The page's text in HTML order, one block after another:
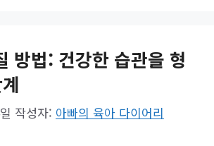
방법: 건강한 습관을 형
작성자: 아빠의 육아 다이어리